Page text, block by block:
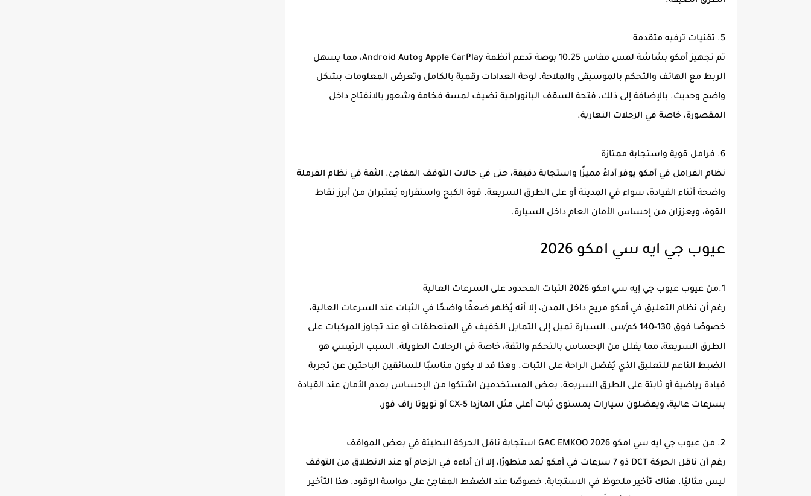
5. تقنيات ترفيه متقدمة
تم تجهيز أمكو بشاشة لمس مقاس 10.25 بوصة تدعم أنظمة Apple CarPlay وAndroid Auto، مما يسهل
الربط مع الهاتف والتحكم بالموسيقى والملاحة. لوحة العدادات رقمية بالكامل وتعرض المعلومات بشكل
واضح وحديث. بالإضافة إلى ذلك، فتحة السقف البانورامية تضيف لمسة فخامة وشعور بالانفتاح داخل
المقصورة، خاصة في الرحلات النهارية.
6. فرامل قوية واستجابة ممتازة
نظام الفرامل في أمكو يوفر أداءً مميزًا واستجابة دقيقة، حتى في حالات التوقف المفاجئ. الثقة في نظام الفرملة
واضحة أثناء القيادة، سواء في المدينة أو على الطرق السريعة. قوة الكبح واستقراره يُعتبران من أبرز نقاط
القوة، ويعززان من إحساس الأمان العام داخل السيارة.
عيوب جي ايه سي امكو 2026
1.من عيوب عيوب جي إيه سي امكو 2026 الثبات المحدود على السرعات العالية
رغم أن نظام التعليق في أمكو مريح داخل المدن، إلا أنه يُظهر ضعفًا واضحًا في الثبات عند السرعات العالية،
خصوصًا فوق 130-140 كم/س. السيارة تميل إلى التمايل الخفيف في المنعطفات أو عند تجاوز المركبات على
الطرق السريعة، مما يقلل من الإحساس بالتحكم والثقة، خاصة في الرحلات الطويلة. السبب الرئيسي هو
الضبط الناعم للتعليق الذي يُفضل الراحة على الثبات. وهذا قد لا يكون مناسبًا للسائقين الباحثين عن تجربة
قيادة رياضية أو ثابتة على الطرق السريعة. بعض المستخدمين اشتكوا من الإحساس بعدم الأمان عند القيادة
بسرعات عالية، ويفضلون سيارات بمستوى ثبات أعلى مثل المازدا CX-5 أو تويوتا راف فور.
2. من عيوب جي ايه سي امكو 2026 GAC EMKOO استجابة ناقل الحركة البطيئة في بعض المواقف
رغم أن ناقل الحركة DCT ذو 7 سرعات في أمكو يُعد متطورًا، إلا أن أداءه في الزحام أو عند الانطلاق من التوقف
ليس مثاليًا. هناك تأخير ملحوظ في الاستجابة، خصوصًا عند الضغط المفاجئ على دواسة الوقود. هذا التأخير